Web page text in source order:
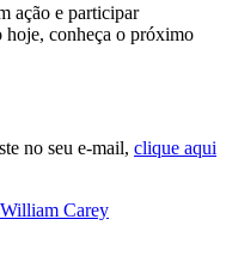
ação e participar
hoje, conheça o próximo
no seu e-mail, clique aqui
William Carey